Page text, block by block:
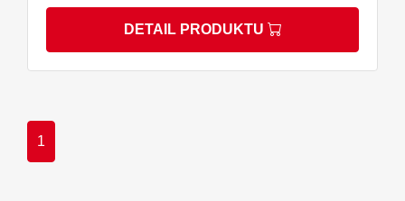
DETAIL PRODUKTU
1